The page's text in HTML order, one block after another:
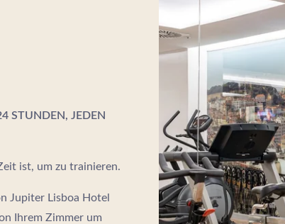
STUNDEN, JEDEN
ist, um zu trainieren.
Jupiter Lisboa Hotel
Ihrem Zimmer um